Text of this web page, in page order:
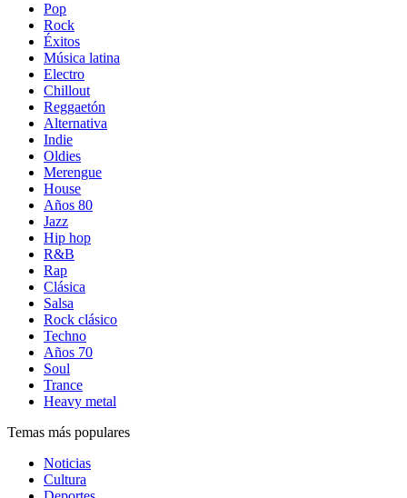
Pop
Rock
Éxitos
Música latina
Electro
Chillout
Reggaetón
Alternativa
Indie
Oldies
Merengue
House
Años 80
Jazz
Hip hop
R&B
Rap
Clásica
Salsa
Rock clásico
Techno
Años 70
Soul
Trance
Heavy metal
Temas más populares
Noticias
Cultura